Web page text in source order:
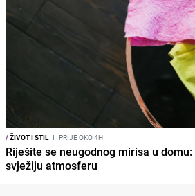
/ŽIVOT I STIL I PRIJE OKO 4H
Riješite se neugodnog mirisa u
svježiju atmosferu